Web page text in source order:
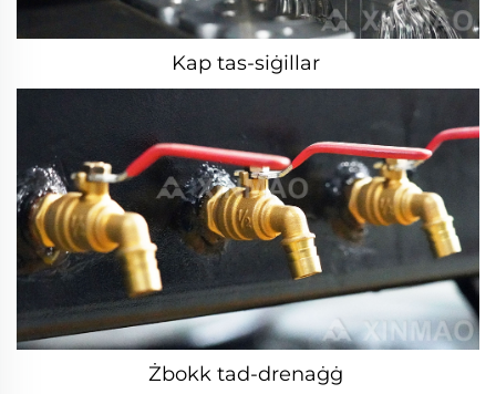
Kap tas-siġillar
Żbokk tad-drenaġġ